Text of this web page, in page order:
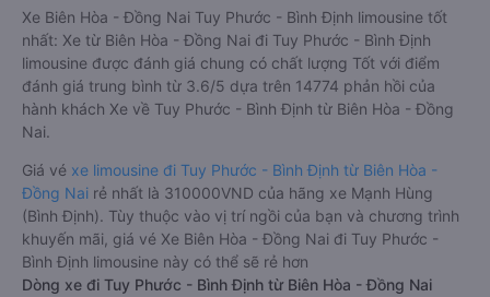
Xe Biên Hòa - Đồng Nai Tuy Phước - Bình Định limousine tốt
nhất: Xe từ Biên Hòa - Đồng Nai đi Tuy Phước - Bình Định
limousine được đánh giá chung có chất lượng Tốt với điểm
đánh giá trung bình từ 3.6/5 dựa trên 14774 phản hồi của
hành khách Xe về Tuy Phước - Bình Định từ Biên Hòa - Đồng
Nai.
Giá vé xe limousine đi Tuy Phước - Bình Định từ Biên Hòa -
Đồng Nai rẻ nhất là 310000VND của hãng xe Mạnh Hùng
(Bình Định). Tùy thuộc vào vị trí ngồi của bạn và chương trình
khuyến mãi, giá vé Xe Biên Hòa - Đồng Nai đi Tuy Phước -
Bình Định limousine này có thể sẽ rẻ hơn
Dòng xe đi Tuy Phước - Bình Định từ Biên Hòa - Đồng Nai